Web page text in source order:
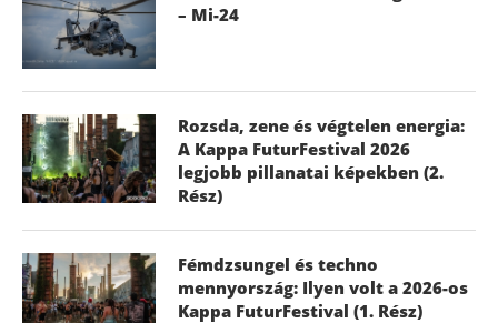
– Mi-24
Rozsda, zene és végtelen energia:
A Kappa FuturFestival 2026
legjobb pillanatai képekben (2.
Rész)
Fémdzsungel és techno
mennyország: Ilyen volt a 2026-os
Kappa FuturFestival (1. Rész)